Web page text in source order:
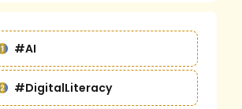
#AI
#DigitalLiteracy